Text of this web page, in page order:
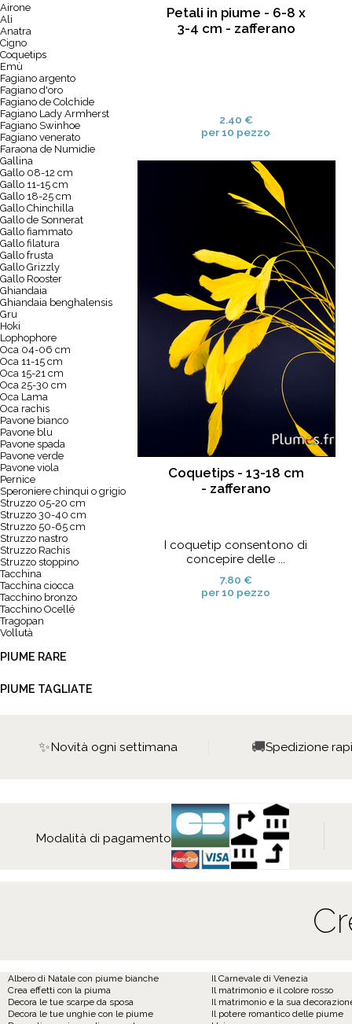
Airone
Ali
Anatra
Cigno
Coquetips
Emù
Fagiano argento
Fagiano d'oro
Fagiano de Colchide
Fagiano Lady Armherst
Fagiano Swinhoe
Fagiano venerato
Faraona de Numidie
Gallina
Gallo 08-12 cm
Gallo 11-15 cm
Gallo 18-25 cm
Gallo Chinchilla
Gallo de Sonnerat
Gallo fiammato
Gallo filatura
Gallo frusta
Gallo Grizzly
Gallo Rooster
Ghiandaia
Ghiandaia benghalensis
Gru
Hoki
Lophophore
Oca 04-06 cm
Oca 11-15 cm
Oca 15-21 cm
Oca 25-30 cm
Oca Lama
Oca rachis
Pavone bianco
Pavone blu
Pavone spada
Pavone verde
Pavone viola
Pernice
Speroniere chinqui o grigio
Struzzo 05-20 cm
Struzzo 30-40 cm
Struzzo 50-65 cm
Struzzo nastro
Struzzo Rachis
Struzzo stoppino
Tacchina
Tacchina ciocca
Tacchino bronzo
Tacchino Ocellé
Tragopan
Vollutà
PIUME RARE
PIUME TAGLIATE
Petali in piume - 6-8 x
3-4 cm - zafferano
2.40 €
per 10 pezzo
Coquetips - 13-18 cm
- zafferano
I coquetip consentono di
concepire delle ...
7.80 €
per 10 pezzo
✨Novità ogni settimana 🚚Spedizione
Modalità di pagamento
Albero di Natale con piume bianche
Crea effetti con la piuma
Decora le tue scarpe da sposa
Decora le tue unghie con le piume
Il Carnevale di Venezia
Il matrimonio e il colore rosso
Il matrimonio e la sua
Il potere romantico delle piume